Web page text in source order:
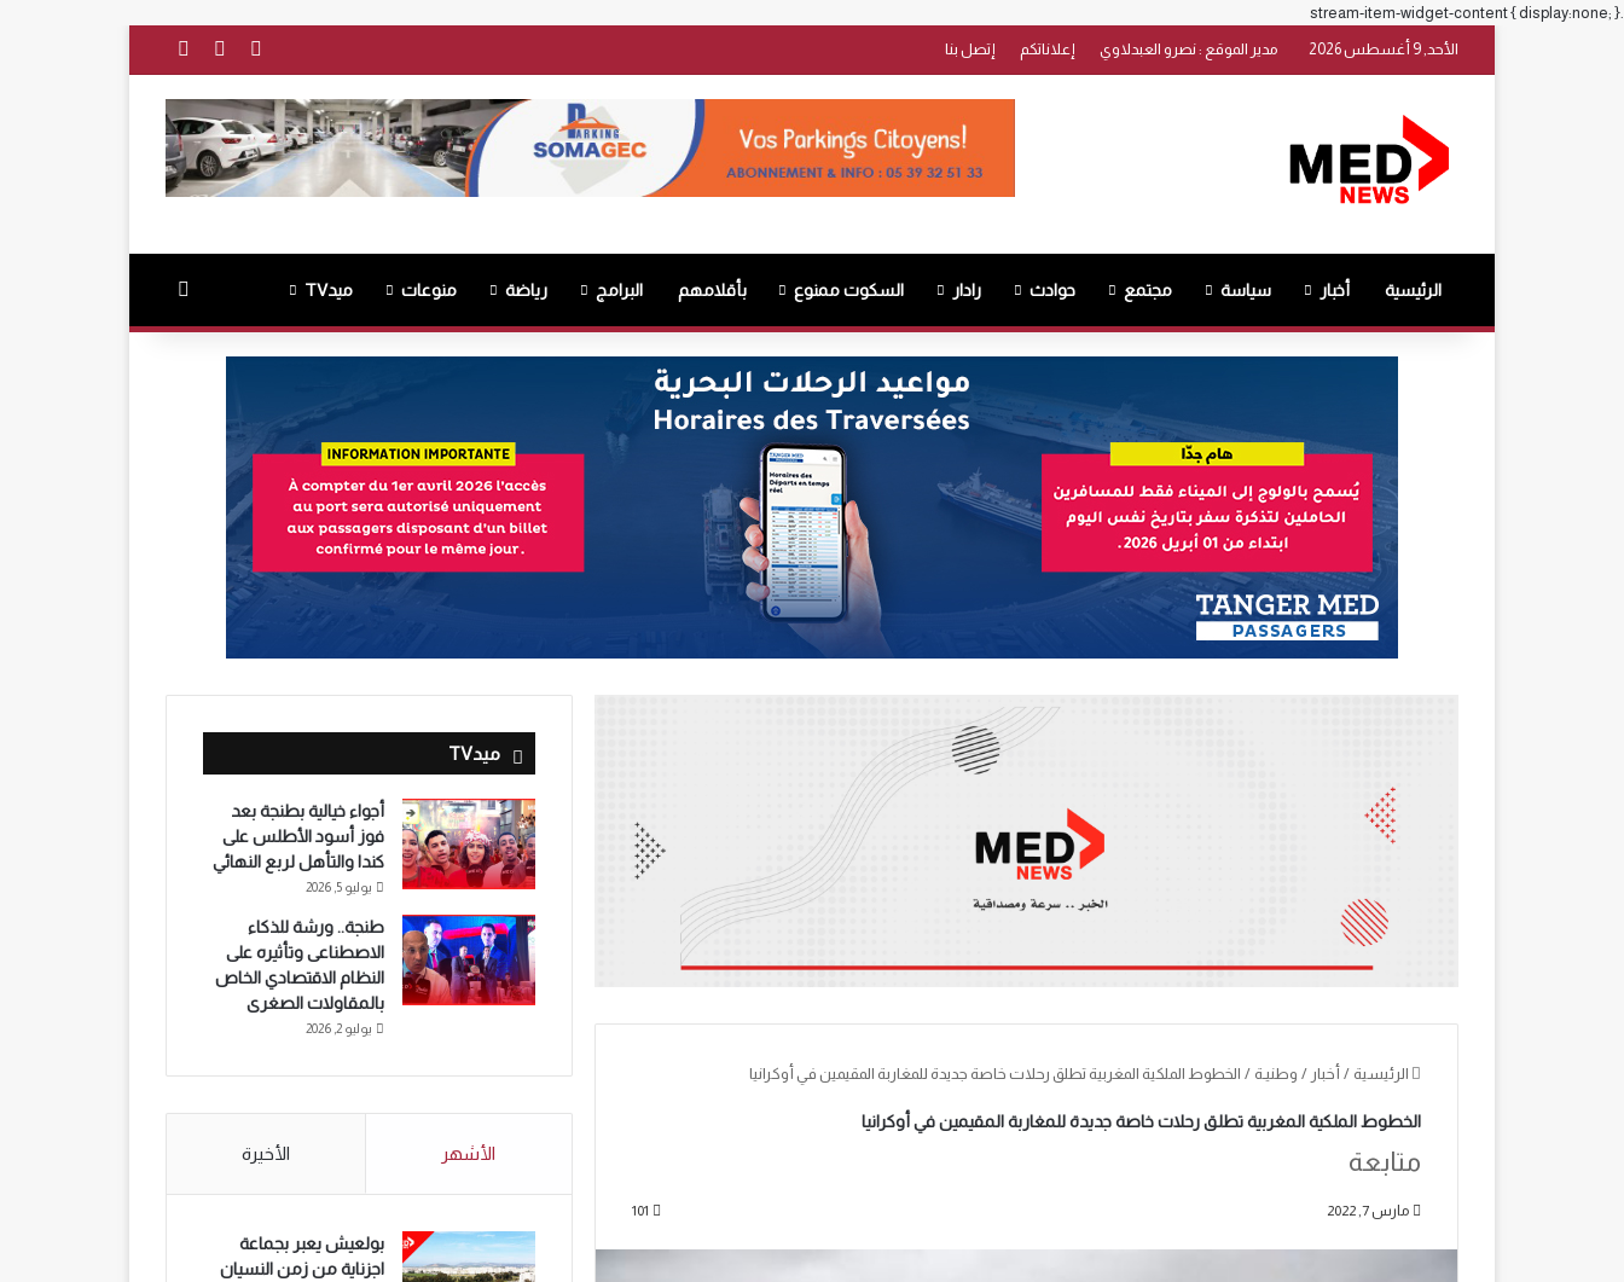
.stream-item-widget-content { display:none; }
الأحد, 9 أغسطس 2026
مدير الموقع : نصرو العبدلاوي إعلاناتكم إتصل بنا فيسبوك‫YouTube
الرئيسية أخبار سياسة مجتمع حوادث رادار السكوت ممنوع بأقلامهم البرامج رياضة منوعات ميدTV
الرئيسية / أخبار / وطنيـة / الخطوط الملكية المغربية تطلق رحلات خاصة جديدة للمغاربة المقيمين في أوكرانيا
الخطوط الملكية المغربية تطلق رحلات خاصة جديدة للمغاربة المقيمين في أوكرانيا
متابعة
مارس 7, 2022 101
ميدTV
أجواء خيالية بطنجة بعد
فوز أسود الأطلس على
كندا والتأهل لربع النهائي
يوليو 5, 2026
طنجة.. ورشة للذكاء
الاصطناعى وتأثيره على
النظام الاقتصادي الخاص
بالمقاولات الصغرى
يوليو 2, 2026
الأشهر الأخيرة
بولعيش يعبر بجماعة
اجزناية من زمن النسيان